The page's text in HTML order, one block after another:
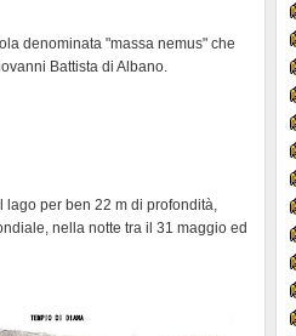
denominata "massa nemus" che
Battista di Albano.
per ben 22 m di profondità,
nella notte tra il 31 maggio ed